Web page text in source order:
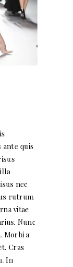
ante quis
nec
rutrum
vitae
Nunc
Morbi a
Cras
In